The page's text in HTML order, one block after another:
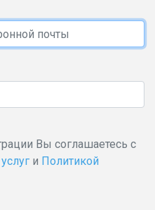
Вы соглашаетесь с
и Политикой